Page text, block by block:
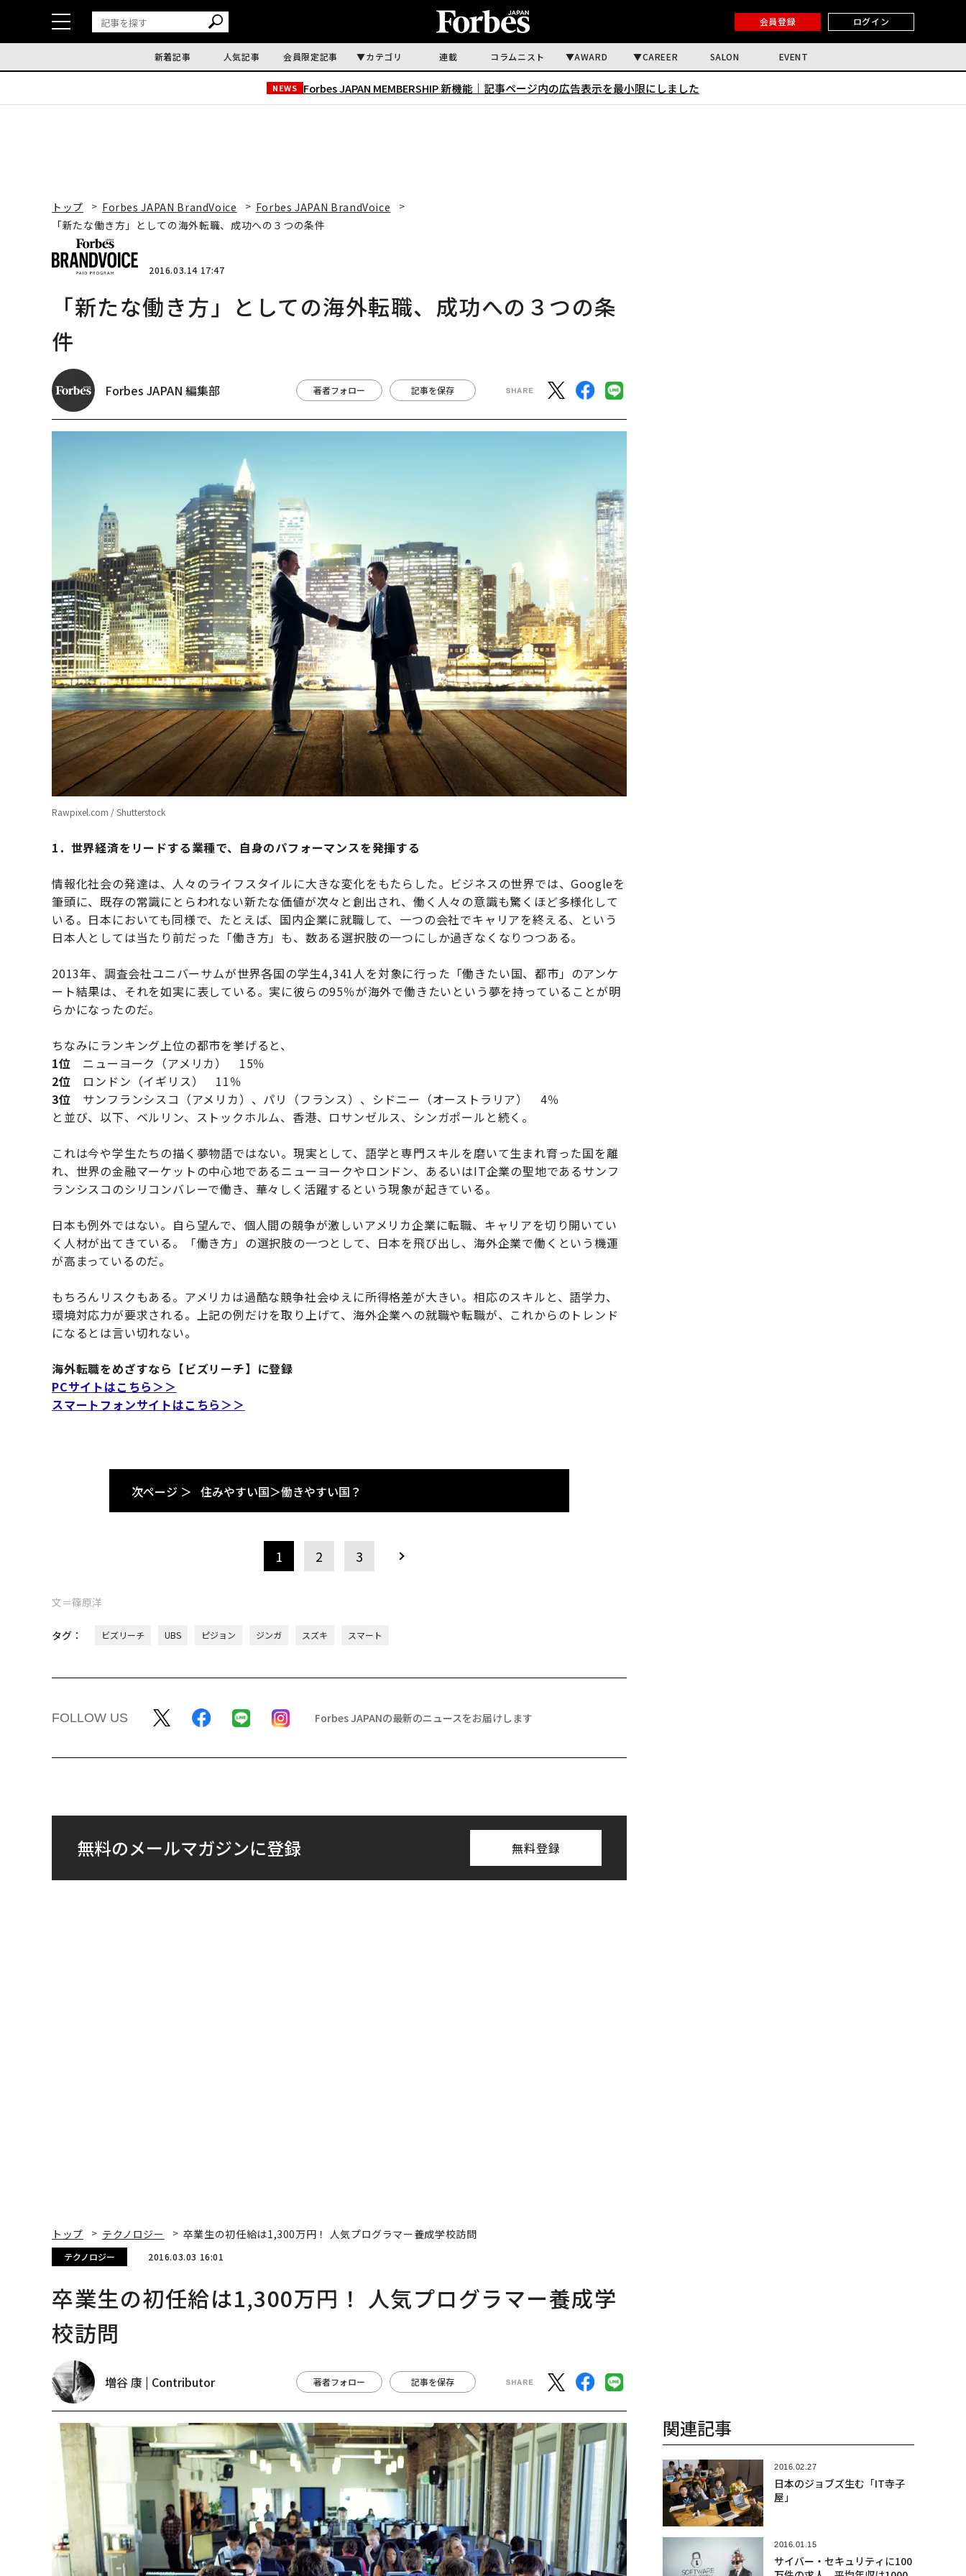
会員登録 ログイン
新着記事 人気記事 会員限定記事 カテゴリ 連載 コラムニスト AWARD CAREER SALON EVENT
NEWS Forbes JAPAN MEMBERSHIP 新機能｜ 記事ページ内の広告表示を最小限にしました
トップ Forbes JAPAN BrandVoice
Forbes JAPAN BrandVoice
「新たな働き方」としての海外転職、成功への３つの条件
2016.03.14 17:47
「新たな働き方」としての海外転職、成功への３つの条
件
Forbes JAPAN 編集部 著者フォロー 記事を保存
Rawpixel.com / Shutterstock
1．世界経済をリードする業種で、自身のパフォーマンスを発揮する
情報化社会の発達は、人々のライフスタイルに大きな変化をもたらした。ビジネスの世界では、Googleを
筆頭に、既存の常識にとらわれない新たな価値が次々と創出され、働く人々の意識も驚くほど多様化して
いる。日本においても同様で、たとえば、国内企業に就職して、一つの会社でキャリアを終える、という
日本人としては当たり前だった「働き方」も、数ある選択肢の一つにしか過ぎなくなりつつある。
2013年、調査会社ユニバーサムが世界各国の学生4,341人を対象に行った「働きたい国、都市」のアンケ
ート結果は、それを如実に表している。実に彼らの95％が海外で働きたいという夢を持っていることが明
らかになったのだ。
ちなみにランキング上位の都市を挙げると、
1位 ニューヨーク（アメリカ） 15％
2位 ロンドン（イギリス） 11％
3位 サンフランシスコ（アメリカ）、パリ（フランス）、シドニー（オーストラリア） 4％
と並び、以下、ベルリン、ストックホルム、香港、ロサンゼルス、シンガポールと続く。
これは今や学生たちの描く夢物語ではない。現実として、語学と専門スキルを磨いて生まれ育った国を離
れ、世界の金融マーケットの中心地であるニューヨークやロンドン、あるいはIT企業の聖地であるサンフ
ランシスコのシリコンバレーで働き、華々しく活躍するという現象が起きている。
日本も例外ではない。自ら望んで、個人間の競争が激しいアメリカ企業に転職、キャリアを切り開いてい
く人材が出てきている。「働き方」の選択肢の一つとして、日本を飛び出し、海外企業で働くという機運
が高まっているのだ。
もちろんリスクもある。アメリカは過酷な競争社会ゆえに所得格差が大きい。相応のスキルと、語学力、
環境対応力が要求される。上記の例だけを取り上げて、海外企業への就職や転職が、これからのトレンド
になるとは言い切れない。
海外転職をめざすなら【ビズリーチ】に登録
PCサイトはこちら＞＞
スマートフォンサイトはこちら＞＞
次ページ ＞ 住みやすい国＞働きやすい国？
1 2 3
文＝篠原洋
タグ： ビズリーチ UBS ピジョン ジンガ スズキ スマート
FOLLOW US Forbes JAPANの最新のニュースをお届けします
無料のメールマガジンに登録 無料登録
トップ テクノロジー 卒業生の初任給は1,300万円！ 人気プログラマー養成学校訪問
テクノロジー 2016.03.03 16:01
卒業生の初任給は1,300万円！ 人気プログラマー養成学
校訪問
増谷 康 | Contributor 著者フォロー 記事を保存
関連記事
2016.02.27
日本のジョブズ生む「IT寺子
屋」
2016.01.15
サイバー・セキュリティに100